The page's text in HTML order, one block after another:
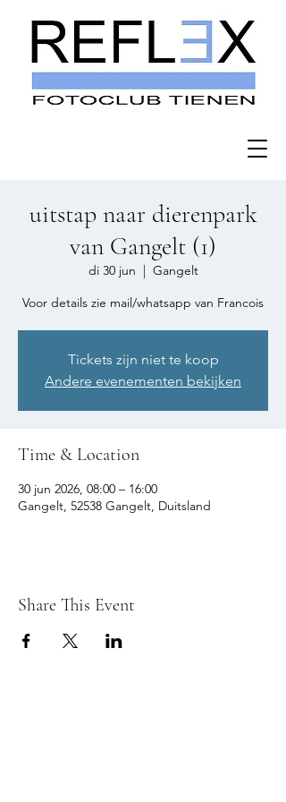
uitstap naar dierenpark
van Gangelt (1)
di 30 jun
  |
Gangelt
Voor details zie mail/whatsapp van Francois
Tickets zijn niet te koop
Andere evenementen bekijken
Time & Location
30 jun 2026, 08:00 – 16:00
Gangelt, 52538 Gangelt, Duitsland
Share This Event